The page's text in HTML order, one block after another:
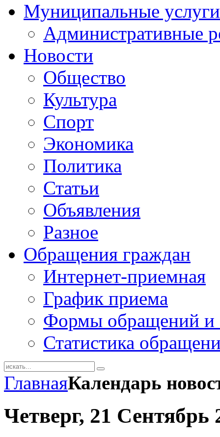
Муниципальные услуги
Административные
Новости
Общество
Культура
Спорт
Экономика
Политика
Статьи
Объявления
Разное
Обращения граждан
Интернет-приемная
График приема
Формы обращений и
Статистика
ГлавнаяКалендарь
Четверг, 21 Сентябрь